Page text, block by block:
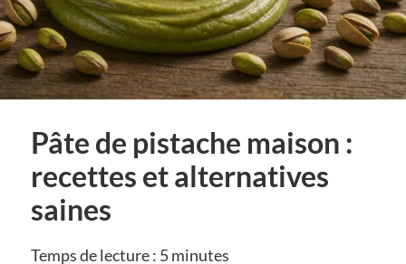
Pâte de pistache maison :
recettes et alternatives
saines
Temps de lecture : 5 minutes